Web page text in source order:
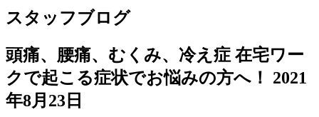
スタッフブログ
頭痛、腰痛、むくみ、冷え症 在宅ワー
クで起こる症状でお悩みの方へ！
2021
年8月23日